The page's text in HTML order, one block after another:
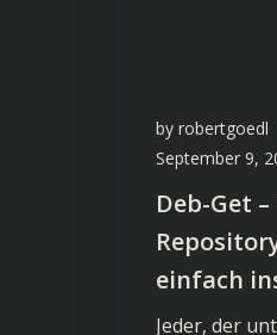
by robertgoedl
September 9,
Deb-Get
einfach
Jeder, der